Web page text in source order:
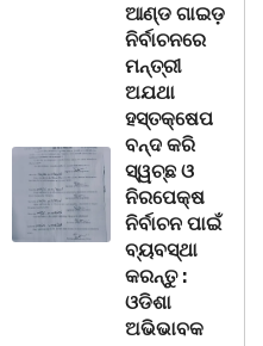
ଆଣ୍ଡ ଗାଇଡ଼
ନିର୍ବାଚନରେ
ମନ୍ତ୍ରୀ
ଅଯଥା
ହସ୍ତକ୍ଷେପ
ବନ୍ଦ କରି
ସ୍ୱଚ୍ଛ ଓ
ନିରପେକ୍ଷ
ନିର୍ବାଚନ ପାଇଁ
ବ୍ୟବସ୍ଥା
କରନ୍ତୁ :
ଓଡିଶା
ଅଭିଭାବକ